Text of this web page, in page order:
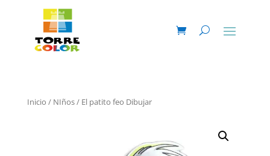
Inicio / NIños/ El patito feo Dibujar